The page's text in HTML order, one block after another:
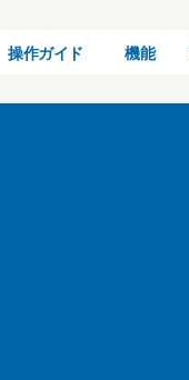
操作ガイド 機能